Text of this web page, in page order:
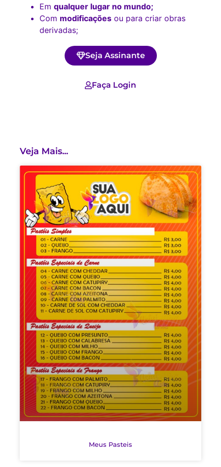
Em qualquer lugar no mundo;
Com modificações ou para criar obras
derivadas;
Seja Assinante
Faça Login
Veja Mais...
Meus Pasteis